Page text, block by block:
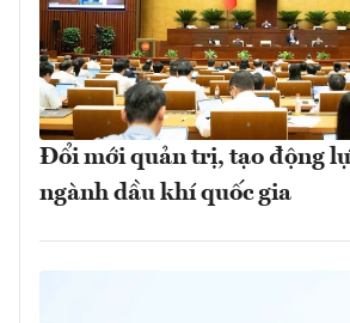
Đổi mới quản trị, tạo động
ngành dầu khí quốc gia